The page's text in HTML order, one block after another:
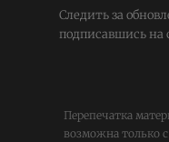
Следить за
подписавшись на
Перепечатка
возможна только